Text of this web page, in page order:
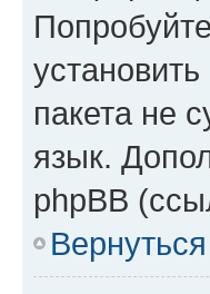
пакета не
язык.
phpBB